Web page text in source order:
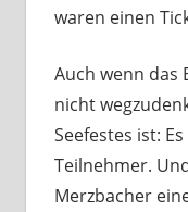
waren einen
Auch wenn das
nicht
Seefestes ist:
Teilnehmer.
Merzbacher